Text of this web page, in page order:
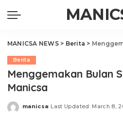
MANICSA NEWS> Berita >
Berita
Menggemakan Bulan
Manicsa
Posted
manicsa Last Updated: March 8,